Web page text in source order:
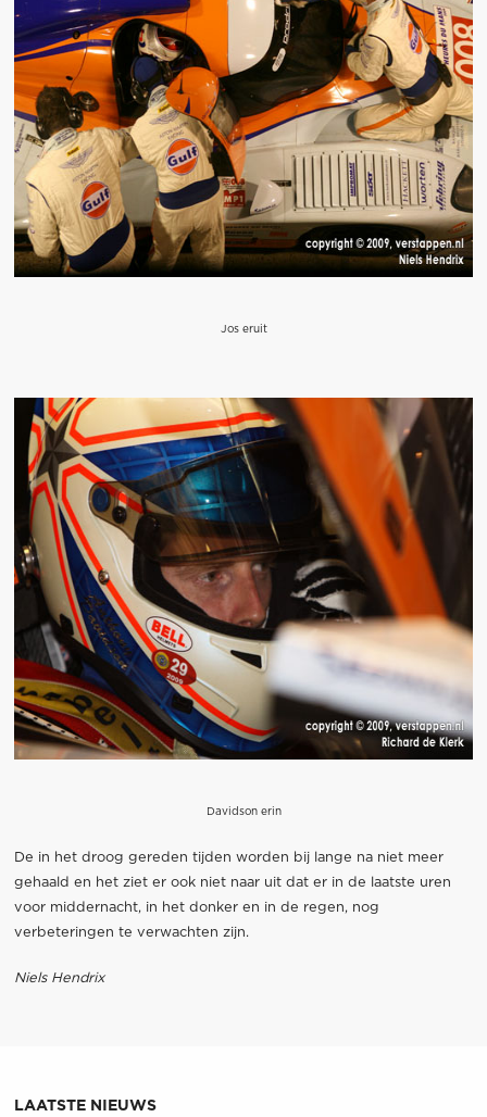
Jos eruit
Davidson erin
De in het droog gereden tijden worden bij lange na niet meer
gehaald en het ziet er ook niet naar uit dat er in de laatste uren
voor middernacht, in het donker en in de regen, nog
verbeteringen te verwachten zijn.
Niels Hendrix
LAATSTE NIEUWS